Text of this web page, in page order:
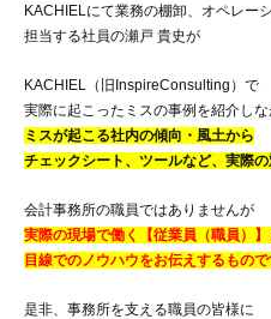
KACHIELにて業務の棚卸、オペレー
担当する社員の瀬戸 貴史が
KACHIEL（旧InspireConsulting）で
実際に起こったミスの事例を紹介しな
ミスが起こる社内の傾向・風土から
チェックシート、ツールなど、実際の
会計事務所の職員ではありませんが
実際の現場で働く【従業員（職員）】
目線でのノウハウをお伝えするもので
是非、事務所を支える職員の皆様に